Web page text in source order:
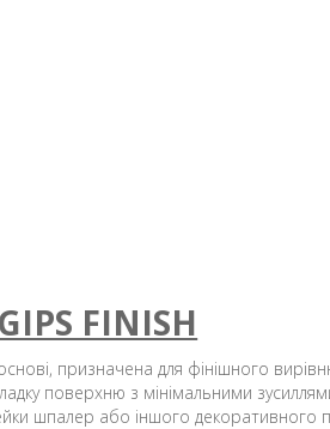
FINISH
призначена для фінішного
поверхню з мінімальними
шпалер або іншого декоративного